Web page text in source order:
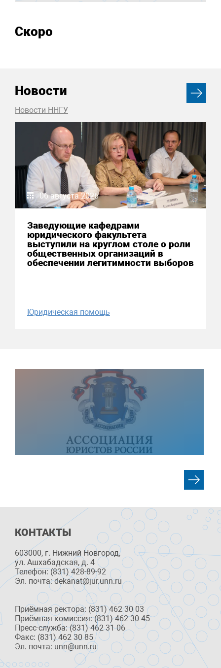
Скоро
Новости
Новости ННГУ
06 августа 2026
Заведующие кафедрами
юридического факультета
выступили на круглом столе о роли
общественных организаций в
обеспечении легитимности выборов
Юридическая помощь
КОНТАКТЫ
603000, г. Нижний Новгород,
ул. Ашхабадская, д. 4
Телефон: (831) 428-89-92
Эл. почта: dekanat@jur.unn.ru
Приёмная ректора: (831) 462 30 03
Приёмная комиссия: (831) 462 30 45
Пресс-служба: (831) 462 31 06
Факс: (831) 462 30 85
Эл. почта: unn@unn.ru